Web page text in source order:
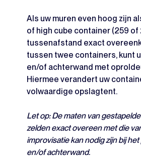
Als uw muren even hoog zijn
of high cube container (259 of
tussenafstand exact
tussen twee containers, kunt
en/of achterwand met
Hiermee verandert uw
volwaardige opslagtent.
Let op: De maten van
zelden exact overeen met die
improvisatie kan nodig zijn bij
en/of achterwand.